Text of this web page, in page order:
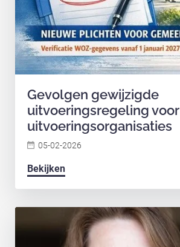
Gevolgen gewijzigde
uitvoeringsregeling voor
uitvoeringsorganisaties
05-02-2026
Bekijken